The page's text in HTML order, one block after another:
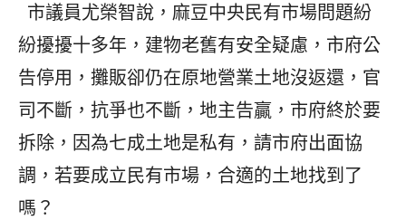
市議員尤榮智說，麻豆中央民有市場問題紛
紛擾擾十多年，建物老舊有安全疑慮，市府公
告停用，攤販卻仍在原地營業土地沒返還，官
司不斷，抗爭也不斷，地主告贏，市府終於要
拆除，因為七成土地是私有，請市府出面協
調，若要成立民有市場，合適的土地找到了
嗎？